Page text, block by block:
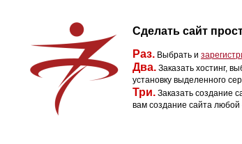
Сделать сайт
Раз. Выбрать и
Два. Заказать хостинг,
установку выделенного
Три. Заказать создание
вам создание сайта любой